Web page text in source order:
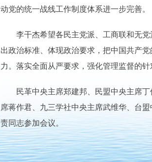
动党的统一战线工作制度体系进一步完善。
李干杰希望各民主党派、工商联和无党
出政治标准、体现政治要求，把中国共产
力。落实全面从严要求，强化管理监督的
民革中央主席郑建邦、民盟中央主席丁
席蒋作君、九三学社中央主席武维华、台
责同志参加会议。